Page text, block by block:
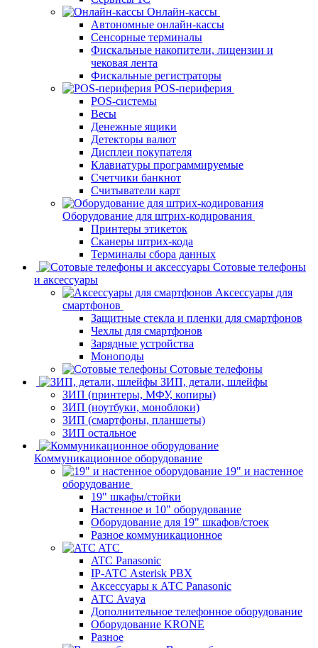
Онлайн-кассы
Автономные онлайн-кассы
Сенсорные терминалы
Фискальные накопители, лицензии и
чековая лента
Фискальные регистраторы
POS-периферия
POS-системы
Весы
Денежные ящики
Детекторы валют
Дисплеи покупателя
Клавиатуры программируемые
Счетчики банкнот
Считыватели карт
Оборудование для штрих-кодирования
Принтеры этикеток
Сканеры штрих-кода
Терминалы сбора данных
Сотовые телефоны
и аксессуары
Аксессуары для
смартфонов
Защитные стекла и пленки для смартфонов
Чехлы для смартфонов
Зарядные устройства
Моноподы
Сотовые телефоны
ЗИП, детали, шлейфы
ЗИП (принтеры, МФУ, копиры)
ЗИП (ноутбуки, моноблоки)
ЗИП (смартфоны, планшеты)
ЗИП остальное
Коммуникационное оборудование
19" и настенное
оборудование
19" шкафы/стойки
Настенное и 10" оборудование
Оборудование для 19" шкафов/стоек
Разное коммуникационное
ATC
ATC Panasonic
IP-АТС Asterisk PBX
Аксессуары к АТС Panasonic
АТС Avaya
Дополнительное телефонное оборудование
Оборудование KRONE
Разное